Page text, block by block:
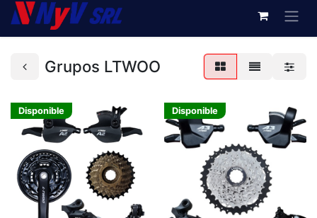
Grupos LTWOO
Disponible Disponible